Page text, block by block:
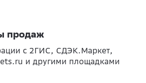
продаж
с 2ГИС, СДЭК.Маркет,
и другими площадками